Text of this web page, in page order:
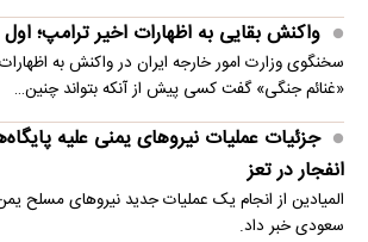
واکنش بقایی به اظهارات اخیر ترامپ؛
سخنگوی وزارت امور خارجه ایران در واکنش به اظهارات
«غنائم جنگی» گفت کسی پیش از آنکه بتواند چنین…
جزئیات عملیات نیروهای یمنی علیه
انفجار در تعز
المیادین از انجام یک عملیات جدید نیروهای مسلح
سعودی خبر داد.